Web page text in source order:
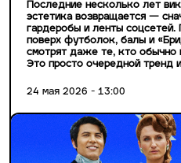
Последние несколько лет
эстетика возвращается —
гардеробы и ленты
поверх футболок, балы и
смотрят даже те, кто обычно
Это просто очередной тренд
24 мая 2026 - 13:00